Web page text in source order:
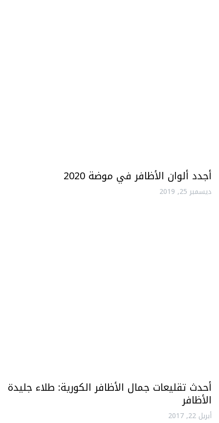
أجدد ألوان الأظافر في موضة 2020
ديسمبر 25, 2019
أحدث تقليعات جمال الأظافر الكورية: طلاء جليدة
الأظافر
أبريل 22, 2017